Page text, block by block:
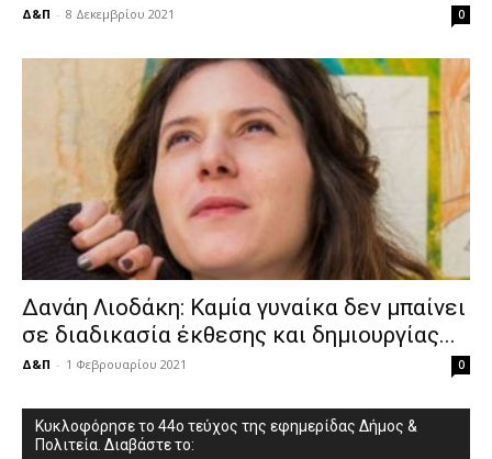
Δ&Π - 8 Δεκεμβρίου 2021 0
Δανάη Λιοδάκη: Καμία γυναίκα δεν μπαίνει
σε διαδικασία έκθεσης και δημιουργίας...
Δ&Π - 1 Φεβρουαρίου 2021 0
Κυκλοφόρησε το 44ο τεύχος της εφημερίδας Δήμος &
Πολιτεία. Διαβάστε το: